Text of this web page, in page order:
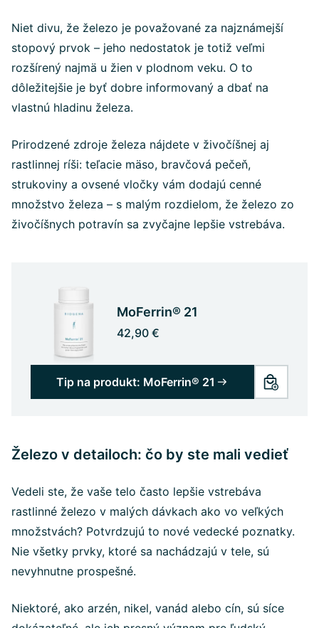
Niet divu, že železo je považované za najznámejší
stopový prvok – jeho nedostatok je totiž veľmi
rozšírený najmä u žien v plodnom veku. O to
dôležitejšie je byť dobre informovaný a dbať na
vlastnú hladinu železa.
Prirodzené zdroje železa nájdete v živočíšnej aj
rastlinnej ríši: teľacie mäso, bravčová pečeň,
strukoviny a ovsené vločky vám dodajú cenné
množstvo železa – s malým rozdielom, že železo zo
živočíšnych potravín sa zvyčajne lepšie vstrebáva.
MoFerrin® 21
42,90 €
Tip na produkt: MoFerrin® 21
Železo v detailoch: čo by ste mali vedieť
Vedeli ste, že vaše telo často lepšie vstrebáva
rastlinné železo v malých dávkach ako vo veľkých
množstvách? Potvrdzujú to nové vedecké poznatky.
Nie všetky prvky, ktoré sa nachádzajú v tele, sú
nevyhnutne prospešné.
Niektoré, ako arzén, nikel, vanád alebo cín, sú síce